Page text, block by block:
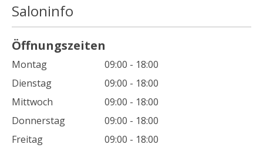
Saloninfo
Öffnungszeiten
Montag
09:00 - 18:00
Dienstag
09:00 - 18:00
Mittwoch
09:00 - 18:00
Donnerstag
09:00 - 18:00
Freitag
09:00 - 18:00